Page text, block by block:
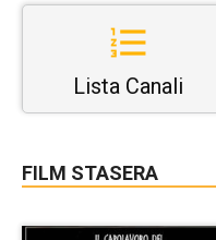
Lista Canali
FILM STASERA